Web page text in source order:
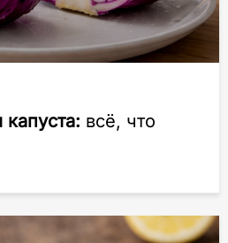
всё, что